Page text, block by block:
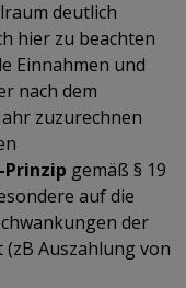
deutlich
hier zu beachten
Einnahmen und
nach dem
zuzurechnen
Prinzip gemäß § 19
auf die
der
Auszahlung von